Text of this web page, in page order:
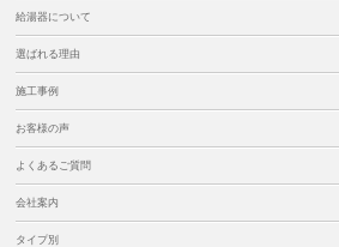
給湯器について
選ばれる理由
施工事例
お客様の声
よくあるご質問
会社案内
タイプ別